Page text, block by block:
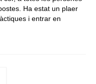
Ha estat un plaer
i entrar en